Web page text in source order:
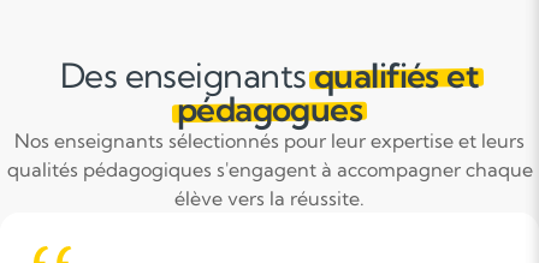
Des enseignantsqualifiés et
pédagogues
Nos enseignants sélectionnés pour leur expertise et leurs
qualités pédagogiques s'engagent à accompagner chaque
élève vers la réussite.